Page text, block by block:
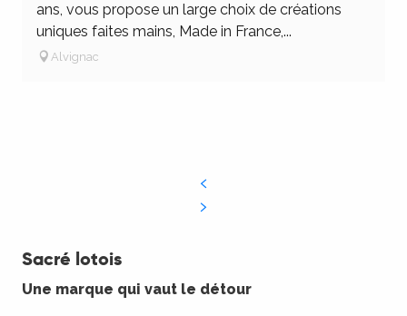
ans, vous propose un large choix de créations
uniques faites mains, Made in France,...
Alvignac
Sacré lotois
Une marque qui vaut le détour